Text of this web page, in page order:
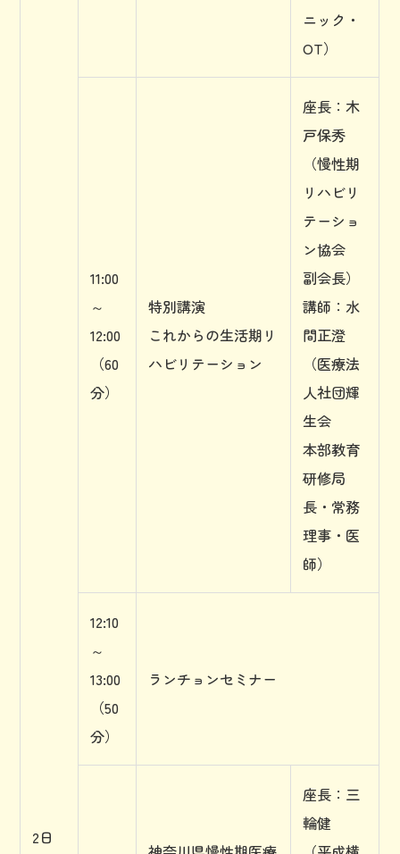
2日
ニック・
OT）
11:00
～
12:00
（60
分）
特別講演
これからの生活期リ
ハビリテーション
座長：木
戸保秀
（慢性期
リハビリ
テーショ
ン協会
副会長）
講師：水
間正澄
（医療法
人社団輝
生会
本部教育
研修局
長・常務
理事・医
師）
12:10
～
13:00
（50
分）
ランチョンセミナー
座長：三
輪健